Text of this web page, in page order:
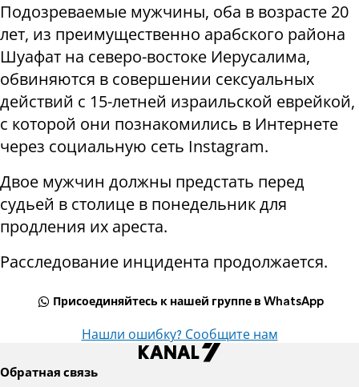
Подозреваемые мужчины, оба в возрасте 20
лет, из преимущественно арабского района
Шуафат на северо-востоке Иерусалима,
обвиняются в совершении сексуальных
действий с 15-летней израильской еврейкой,
с которой они познакомились в Интернете
через социальную сеть Instagram.
Двое мужчин должны предстать перед
судьей в столице в понедельник для
продления их ареста.
Расследование инцидента продолжается.
Присоединяйтесь к нашей группе в WhatsApp
Нашли ошибку? Сообщите нам
Обратная связь